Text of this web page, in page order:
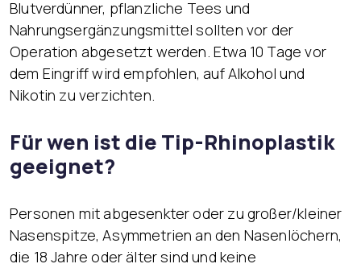
Blutverdünner, pflanzliche Tees und
Nahrungsergänzungsmittel sollten vor der
Operation abgesetzt werden. Etwa 10 Tage vor
dem Eingriff wird empfohlen, auf Alkohol und
Nikotin zu verzichten.
Für wen ist die Tip-Rhinoplastik
geeignet?
Personen mit abgesenkter oder zu großer/kleiner
Nasenspitze, Asymmetrien an den Nasenlöchern,
die 18 Jahre oder älter sind und keine